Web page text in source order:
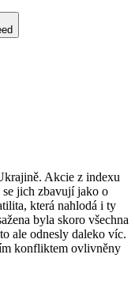
Akcie z indexu
se jich zbavují jako o
která nahlodá i ty
byla skoro všechna
ale odnesly daleko víc.
konfliktem ovlivněny